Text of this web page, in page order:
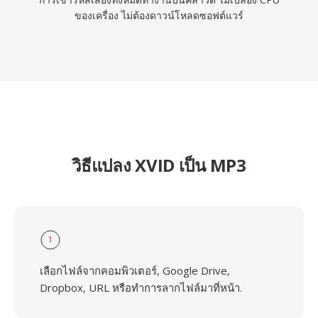
ของเครื่อง ไม่ต้องดาวน์โหลดซอฟต์แวร์
วิธีแปลง XVID เป็น MP3
1
เลือกไฟล์จากคอมพิวเตอร์, Google Drive,
Dropbox, URL หรือทำการลากไฟล์มาที่หน้า.